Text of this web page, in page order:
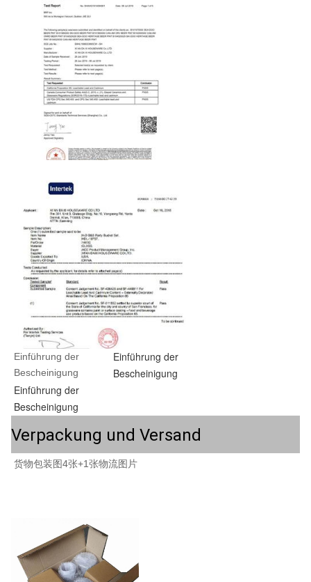
Einführung der
Bescheinigung
Einführung der
Bescheinigung
Einführung der
Bescheinigung
Verpackung und Versand
货物包装图4张+1张物流图片